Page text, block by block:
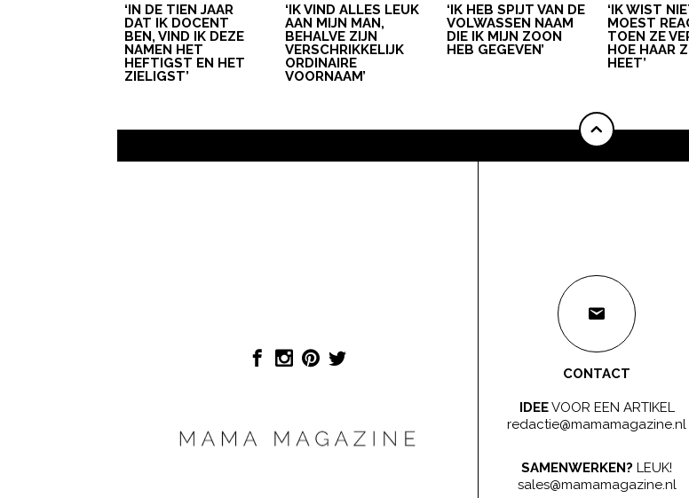
‘IN DE TIEN JAAR
DAT IK DOCENT
BEN, VIND IK DEZE
NAMEN HET
HEFTIGST EN HET
ZIELIGST’
‘IK VIND ALLES LEUK
AAN MIJN MAN,
BEHALVE ZIJN
VERSCHRIKKELIJK
ORDINAIRE
VOORNAAM’
‘IK HEB SPIJT VAN DE
VOLWASSEN NAAM
DIE IK MIJN ZOON
HEB GEGEVEN’
‘IK WIST
MOEST
TOEN ZE
HOE HAAR
HEET’
CONTACT
IDEEVOOR EEN ARTIKEL
redactie@mamamagazine.nl
SAMENWERKEN? LEUK!
sales@mamamagazine.nl